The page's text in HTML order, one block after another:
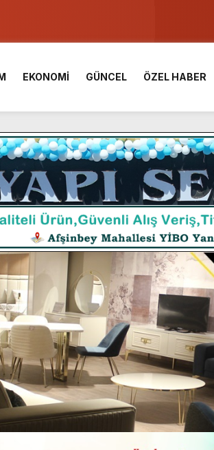
Meslek Yüksek Okulunda görev
Hazırlık Kursu başvurularında
En Zorlu Etap Tamamlandı.
YAYINLANDI.
Yavuz’un Ezgileriyle Şenlendi.
olduğu Filistin Konvoyu, güçlenerek
Sahne Alacak.
Birliği.
EKONOMİ GÜNCEL ÖZEL HABER